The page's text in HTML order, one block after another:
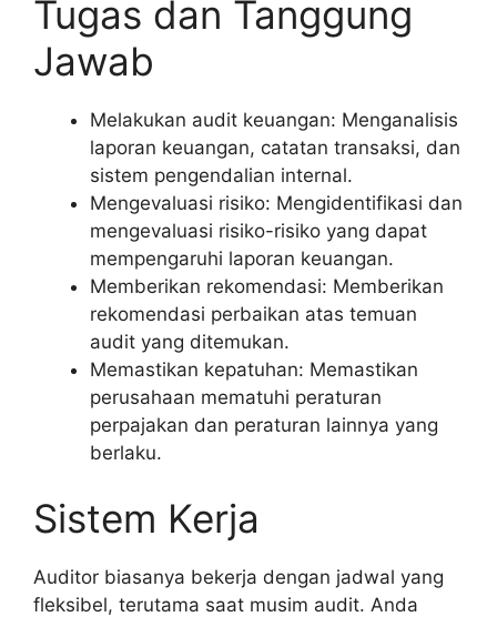
Tugas dan Tanggung
Jawab
Melakukan audit keuangan: Menganalisis
laporan keuangan, catatan transaksi, dan
sistem pengendalian internal.
Mengevaluasi risiko: Mengidentifikasi dan
mengevaluasi risiko-risiko yang dapat
mempengaruhi laporan keuangan.
Memberikan rekomendasi: Memberikan
rekomendasi perbaikan atas temuan
audit yang ditemukan.
Memastikan kepatuhan: Memastikan
perusahaan mematuhi peraturan
perpajakan dan peraturan lainnya yang
berlaku.
Sistem Kerja
Auditor biasanya bekerja dengan jadwal yang
fleksibel, terutama saat musim audit. Anda